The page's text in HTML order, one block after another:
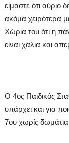
είμαστε ότι αύριο
ακόμα χειρότερα
Χώρια του ότι η
είναι χάλια και
Ο 4ος Παιδικός
υπάρχει και για
7ου χωρίς δωμάτια